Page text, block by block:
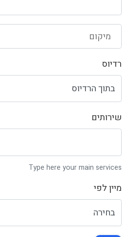
מיקום
רדיוס
שירותים
Type here your main services
מיין לפי